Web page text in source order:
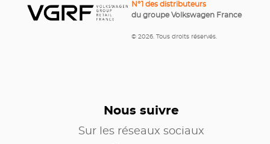
N°1 des distributeurs
du groupe Volkswagen France
© 2026. Tous droits réservés.
Nous suivre
Sur les réseaux sociaux